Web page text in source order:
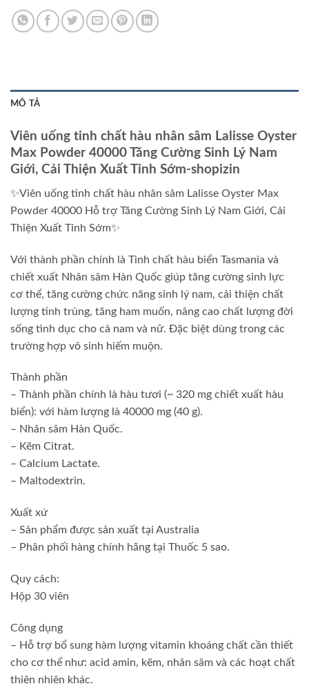
MÔ TẢ
Viên uống tinh chất hàu nhân sâm Lalisse Oyster
Max Powder 40000 Tăng Cường Sinh Lý Nam
Giới, Cải Thiện Xuất Tinh Sớm-shopizin
✨Viên uống tinh chất hàu nhân sâm Lalisse Oyster Max
Powder 40000 Hỗ trợ Tăng Cường Sinh Lý Nam Giới, Cải
Thiện Xuất Tinh Sớm✨
Với thành phần chính là Tinh chất hàu biển Tasmania và
chiết xuất Nhân sâm Hàn Quốc giúp tăng cường sinh lực
cơ thể, tăng cường chức năng sinh lý nam, cải thiện chất
lượng tinh trùng, tăng ham muốn, nâng cao chất lượng đời
sống tình dục cho cả nam và nữ. Đặc biệt dùng trong các
trường hợp vô sinh hiếm muộn.
Thành phần
– Thành phần chính là hàu tươi (~ 320 mg chiết xuất hàu
biển): với hàm lượng là 40000 mg (40 g).
– Nhân sâm Hàn Quốc.
– Kẽm Citrat.
– Calcium Lactate.
– Maltodextrin.
Xuất xứ
– Sản phẩm được sản xuất tại Australia
– Phân phối hàng chính hãng tại Thuốc 5 sao.
Quy cách:
Hộp 30 viên
Công dụng
– Hỗ trợ bổ sung hàm lượng vitamin khoáng chất cần thiết
cho cơ thể như: acid amin, kẽm, nhân sâm và các hoạt chất
thiên nhiên khác.